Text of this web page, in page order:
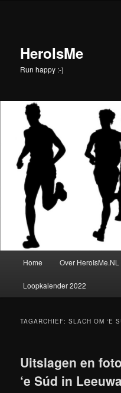
inhoud
inhoudHeroIsMe
Run happy :-)
Home Over HeroIsMe.NL
Loopkalender 2022
TAGARCHIEF:SLACH OM ‘E
Uitslagen en
‘e Súd in